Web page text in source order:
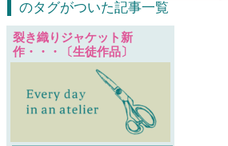
のタグがついた記事一覧
裂き織りジャケット新
作・・・〔生徒作品〕